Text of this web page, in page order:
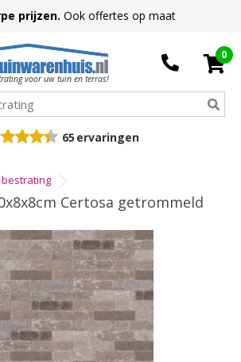
prijzen. Ook offertes op maat
voor uw tuin en terras!
0
65 ervaringen
Certosa getrommeld